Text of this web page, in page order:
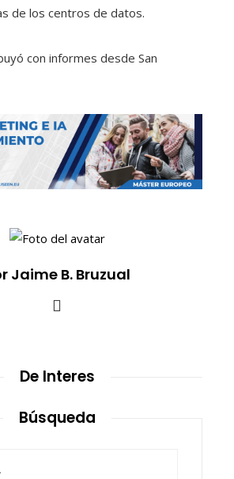
de los centros de datos.
con informes desde San
Jaime B. Bruzual
De Interes
Búsqueda